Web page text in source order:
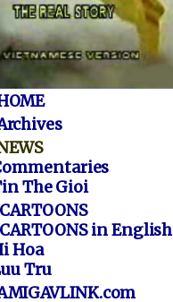
The Gioi
CARTOONS
CARTOONS in English
Hoa
Tru